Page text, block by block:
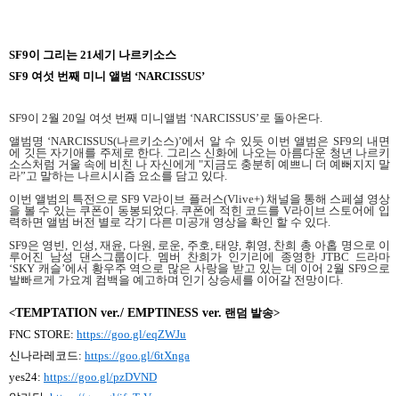
SF9이 그리는 21세기 나르키소스
SF9 여섯 번째 미니 앨범 ‘NARCISSUS’
SF9이 2월 20일 여섯 번째 미니앨범 ‘NARCISSUS’로 돌아온다.
앨범명 ‘NARCISSUS(나르키소스)’에서 알 수 있듯 이번 앨범은 SF9의 내면
에 깃든 자기애를 주제로 한다. 그리스 신화에 나오는 아름다운 청년 나르키
소스처럼 거울 속에 비친 나 자신에게 "지금도 충분히 예쁘니 더 예뻐지지 말
라”고 말하는 나르시시즘 요소를 담고 있다.
이번 앨범의 특전으로 SF9 V라이브 플러스(Vlive+) 채널을 통해 스페셜 영상
을 볼 수 있는 쿠폰이 동봉되었다. 쿠폰에 적힌 코드를 V라이브 스토어에 입
력하면 앨범 버전 별로 각기 다른 미공개 영상을 확인 할 수 있다.
SF9은 영빈, 인성,재윤, 다원, 로운, 주호,태양, 휘영, 찬희 총 아홉 명으로 이
루어진 남성 댄스그룹이다. 멤버 찬희가 인기리에 종영한 JTBC 드라마
‘SKY 캐슬’에서 황우주 역으로 많은 사랑을 받고 있는 데 이어 2월 SF9으로
발빠르게 가요계 컴백을 예고하며 인기 상승세를 이어갈 전망이다.
<TEMPTATION ver./ EMPTINESS ver. 랜덤 발송>
FNC STORE: https://goo.gl/eqZWJu
신나라레코드: https://goo.gl/6tXnga
yes24: https://goo.gl/pzDVND